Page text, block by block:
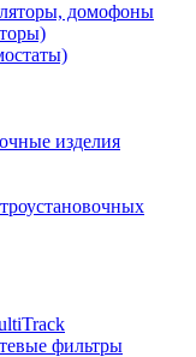
домофоны
изделия
фильтры